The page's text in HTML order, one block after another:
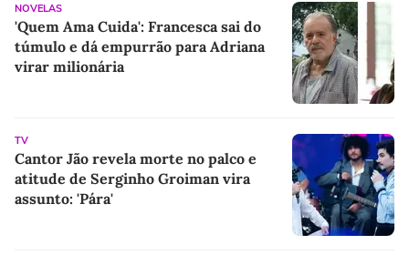
NOVELAS
'Quem Ama Cuida': Francesca sai do
túmulo e dá empurrão para Adriana
virar milionária
TV
Cantor Jão revela morte no palco e
atitude de Serginho Groiman vira
assunto: 'Pára'